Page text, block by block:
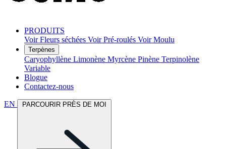
PRODUITS
Voir Fleurs séchées Voir Pré-roulés Voir Moulu
Terpènes
Caryophyllène Limonène Myrcène Pinène Terpinolène
Variable
Blogue
Contactez-nous
EN PARCOURIR PRÈS DE MOI